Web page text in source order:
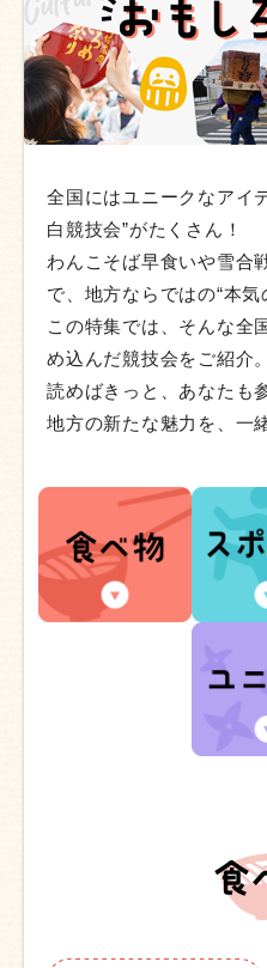
全国にはユニークなアイ
白競技会”がたくさん！
わんこそば早食いや雪合
で、地方ならではの“本気
この特集では、そんな全
め込んだ競技会をご紹介。
読めばきっと、あなたも
地方の新たな魅力を、一